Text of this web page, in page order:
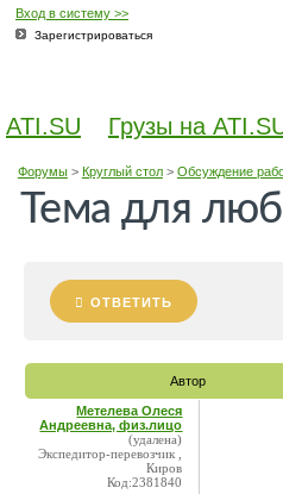
Вход в систему >>
Зарегистрироваться
ATI.SU Грузы на
Форумы> Круглый стол> Обсуждение
Тема для
ОТВЕТИТЬ
Автор
Метелева Олеся
Андреевна, физ.лицо
(удалена)
Экспедитор-перевозчик ,
Киров
Код:2381840